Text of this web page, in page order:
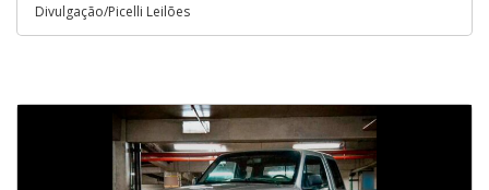
Divulgação/Picelli Leilões